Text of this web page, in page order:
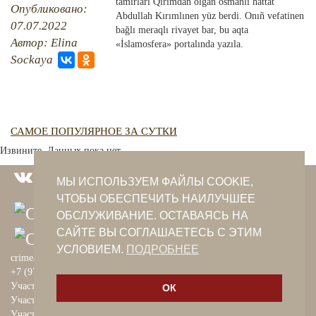
FOTOARHİV
CANLI TARİH
TESTLER
Опубликовано:
07.07.2022
Автор: Elina
Sockaya
Abdullah Kırımlınen yüz berdi. Onıñ vefatinen
bağlı meraqlı rivayet bar, bu aqta
«İslamosfera» portalında yazıla.
САМОЕ ПОПУЛЯРНОЕ ЗА СУТКИ
Извините. Данных пока нет.
crimeantatars@qaradeniz.com
+7 (978) 208-56-55
Участие в проекте Khalide Fashion
Участие в проекте Сanli Ses
МЫ ИСПОЛЬЗУЕМ ФАЙЛЫ COOKIE,
ЧТОБЫ ОБЕСПЕЧИТЬ НАИЛУЧШЕЕ
ОБСЛУЖИВАНИЕ. ОСТАВАЯСЬ НА
САЙТЕ ВЫ СОГЛАШАЕТЕСЬ С ЭТИМ
УСЛОВИЕМ. ПОДРОБНЕЕ
ОК